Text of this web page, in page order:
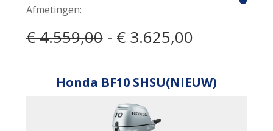
Afmetingen:
€ 4.559,00- € 3.625,00
Honda BF10 SHSU(NIEUW)